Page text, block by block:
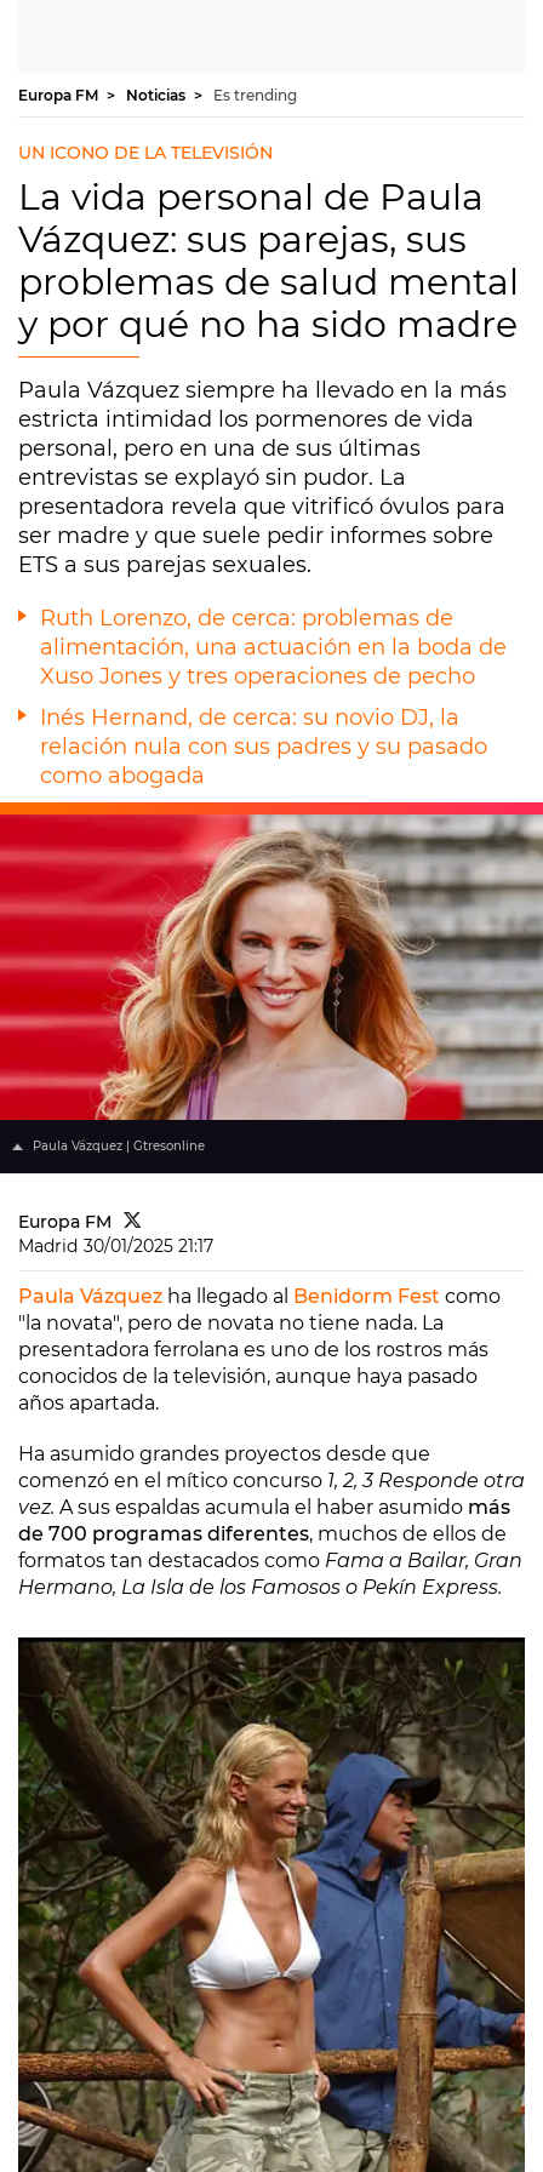
Europa FM Noticias Es trending
UN ICONO DE LA TELEVISIÓN
La vida personal de Paula
Vázquez: sus parejas, sus
problemas de salud mental
y por qué no ha sido madre
Paula Vázquez siempre ha llevado en la más
estricta intimidad los pormenores de vida
personal, pero en una de sus últimas
entrevistas se explayó sin pudor. La
presentadora revela que vitrificó óvulos para
ser madre y que suele pedir informes sobre
ETS a sus parejas sexuales.
Ruth Lorenzo, de cerca: problemas de
alimentación, una actuación en la boda de
Xuso Jones y tres operaciones de pecho
Inés Hernand, de cerca: su novio DJ, la
relación nula con sus padres y su pasado
como abogada
Paula Vázquez | Gtresonline
Europa FM
Madrid 30/01/2025 21:17
Paula Vázquez ha llegado al Benidorm Fest como
"la novata", pero de novata no tiene nada. La
presentadora ferrolana es uno de los rostros más
conocidos de la televisión, aunque haya pasado
años apartada.
Ha asumido grandes proyectos desde que
comenzó en el mítico concurso 1, 2, 3 Responde otra
vez. A sus espaldas acumula el haber asumido más
de 700 programas diferentes, muchos de ellos de
formatos tan destacados como Fama a Bailar, Gran
Hermano, La Isla de los Famosos o Pekín Express.